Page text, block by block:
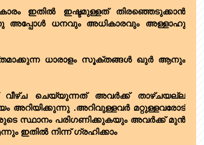
ഇതിൽ ഇഷ്ടമുള്ളത് തിരഞ്ഞെടുക്കാൻ
അപ്പോൾ ധനവും അധികാരവും അള്ളാഹു
ധാരാളം സൂക്തങ്ങൾ ഖുർ ആനും
വീഴ്ച ചെയ്യുന്നത് അവർക്ക് താഴ്ചയല്ല
.അറിവുള്ളവർ മറ്റുള്ളവരോട്
സ്ഥാനം പരിഗണിക്കുകയും അവർക്ക് മുൻ
നിന്ന് ഗ്രഹിക്കാം